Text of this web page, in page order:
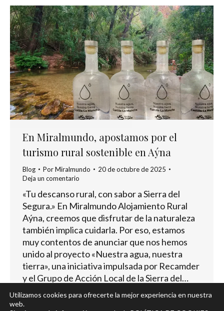
En Miralmundo, apostamos por el
turismo rural sostenible en Aýna
Blog PorMiralmundo
20 de octubre de 2025
Deja un comentario
«Tu descanso rural, con sabor a Sierra del
Segura.» En Miralmundo Alojamiento Rural
Aýna, creemos que disfrutar de la naturaleza
también implica cuidarla. Por eso, estamos
muy contentos de anunciar que nos hemos
unido al proyecto «Nuestra agua, nuestra
tierra», una iniciativa impulsada por Recamder
y el Grupo de Acción Local de la Sierra del…
Utilizamos cookies para ofrecerte la mejor experiencia en nuestra
web.